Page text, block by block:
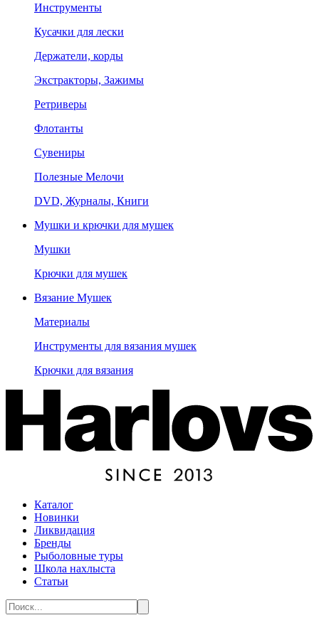
Инструменты
Кусачки для лески
Держатели, корды
Экстракторы, Зажимы
Ретриверы
Флотанты
Сувениры
Полезные Мелочи
DVD, Журналы, Книги
Мушки и крючки для мушек
Мушки
Крючки для мушек
Вязание Мушек
Материалы
Инструменты для вязания мушек
Крючки для вязания
Каталог
Новинки
Ликвидация
Бренды
Рыболовные туры
Школа нахлыста
Статьи